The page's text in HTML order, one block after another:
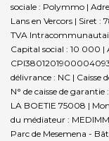
sociale : Polymmo |
Lans en Vercors | Siret :
TVA
Capital social : 10 000 |
délivrance : NC | Caisse
N° de caisse de garantie
LA BOETIE 75008 |
du médiateur :
Parc de Mesemena -